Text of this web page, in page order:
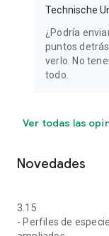
Technische
¿Podría
puntos
verlo. No
todo.
Ver todas las
Novedades
3.15
- Perfiles de